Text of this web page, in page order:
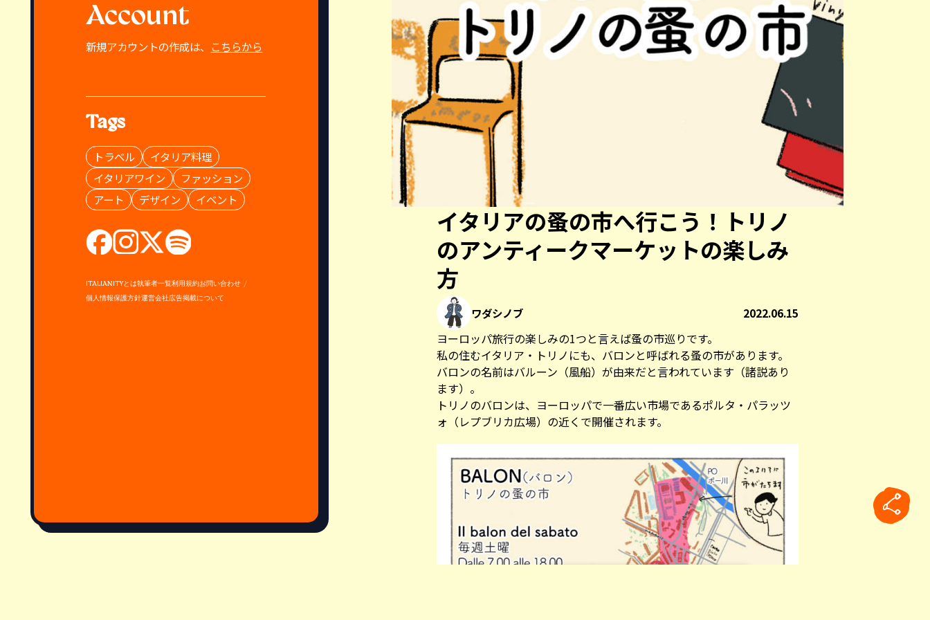
Account
新規アカウントの作成は、 こちらから
Tags
トラベル
イタリア料理
イタリアワイン
ファッション
アート
デザイン イベント
ITALIANITYとは執筆者一覧利用規約お問い合わせ
個人情報保護方針運営会社広告掲載について
イタリアの蚤の市へ行こう！トリノ
のアンティークマーケットの楽しみ
方
ワダシノブ 2022.06.15
ヨーロッパ旅行の楽しみの1つと言えば蚤の市巡りです。
私の住むイタリア・トリノにも、バロンと呼ばれる蚤の市があります。
バロンの名前はバルーン（風船）が由来だと言われています（諸説あり
ます）。
トリノのバロンは、ヨーロッパで一番広い市場であるポルタ・パラッツ
ォ（レプブリカ広場）の近くで開催されます。